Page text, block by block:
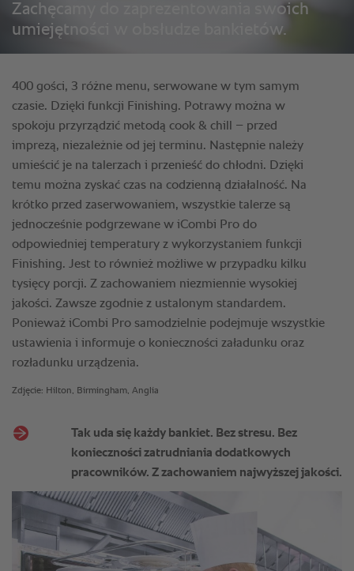
Zachęcamy do zaprezentowania swoich
umiejętności w obsłudze bankietów.
400 gości, 3 różne menu, serwowane w tym samym
czasie. Dzięki funkcji Finishing. Potrawy można w
spokoju przyrządzić metodą cook & chill – przed
imprezą, niezależnie od jej terminu. Następnie należy
umieścić je na talerzach i przenieść do chłodni. Dzięki
temu można zyskać czas na codzienną działalność. Na
krótko przed zaserwowaniem, wszystkie talerze są
jednocześnie podgrzewane w iCombi Pro do
odpowiedniej temperatury z wykorzystaniem funkcji
Finishing. Jest to również możliwe w przypadku kilku
tysięcy porcji. Z zachowaniem niezmiennie wysokiej
jakości. Zawsze zgodnie z ustalonym standardem.
Ponieważ iCombi Pro samodzielnie podejmuje wszystkie
ustawienia i informuje o konieczności załadunku oraz
rozładunku urządzenia.
Zdjęcie: Hilton, Birmingham, Anglia
Tak uda się każdy bankiet. Bez stresu. Bez
konieczności zatrudniania dodatkowych
pracowników. Z zachowaniem najwyższej jakości.